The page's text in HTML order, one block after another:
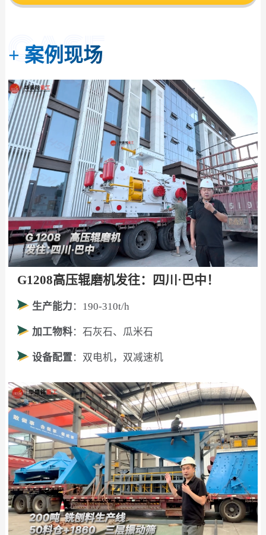
+ 案例现场
G1208高压辊磨机发往：四川·巴中！
生产能力 ：190-310t/h
加工物料：石灰石、瓜米石
设备配置 ：双电机，双减速机